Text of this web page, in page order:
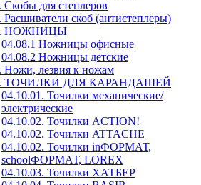
Скобы для степлеров
Расшиватели скоб (антистеплеры)
НОЖНИЦЫ
04.08.1 Ножницы офисные
04.08.2 Ножницы детские
Ножи, лезвия к ножам
ТОЧИЛКИ ДЛЯ КАРАНДАШЕЙ
04.10.01. Точилки механические/
электрические
04.10.02. Точилки ACTION!
04.10.02. Точилки ATTACHE
04.10.02. Точилки inФОРМАТ,
schoolФОРМАТ, LOREX
04.10.03. Точилки ХАТБЕР